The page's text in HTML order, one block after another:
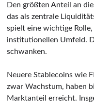
Den größten Anteil an
das als zentrale
spielt eine wichtige
institutionellen Umfeld.
schwanken.
Neuere Stablecoins wie
zwar Wachstum, haben
Marktanteil erreicht.